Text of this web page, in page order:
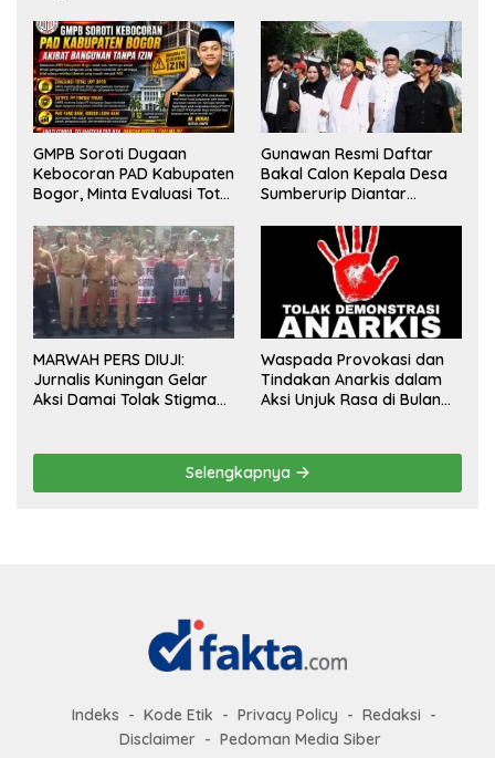
GMPB Soroti Dugaan
Kebocoran PAD Kabupaten
Bogor, Minta Evaluasi Total
Tak Berizin
Gunawan Resmi Daftar
Bakal Calon Kepala Desa
Sumberurip Diantar
Pendukung ke Meja Panitia
MARWAH PERS DIUJI:
Jurnalis Kuningan Gelar
Aksi Damai Tolak Stigma
Wartawan
Waspada Provokasi dan
Tindakan Anarkis dalam
Aksi Unjuk Rasa di Bulan
Selengkapnya
Indeks Kode Etik Privacy Policy
Redaksi
Disclaimer
Pedoman Media Siber